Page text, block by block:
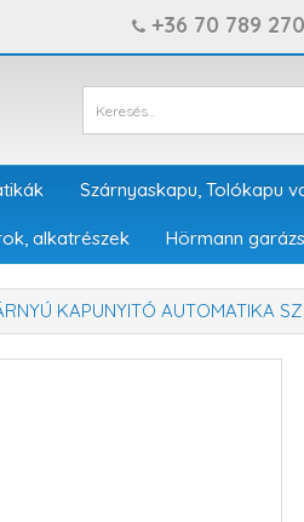
+36 70 789
Szárnyaskapu, Tolókapu
alkatrészek Hörmann
KAPUNYITÓ AUTOMATIKA